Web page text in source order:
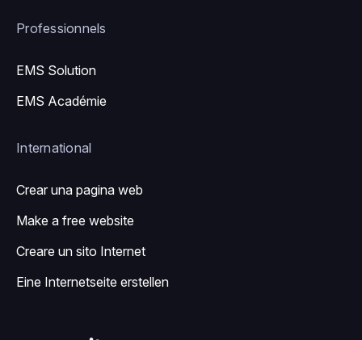
Professionnels
EMS Solution
EMS Académie
International
Crear una pagina web
Make a free website
Creare un sito Internet
Eine Internetseite erstellen